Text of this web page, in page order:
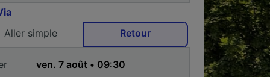
Aller simple
Retour